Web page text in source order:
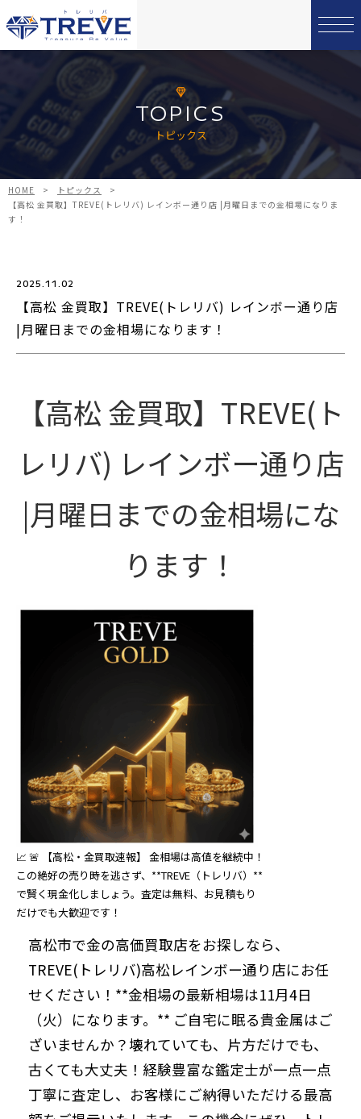
TOPICS
トピックス
HOME > トピックス
>
【高松 金買取】TREVE(トレリバ) レインボー通り店 |月曜日までの金相場になりま
す！
【高松 金買取】TREVE(トレリバ) レインボー通り店
|月曜日までの金相場になります！
2025.11.02
【高松 金買取】TREVE(ト
レリバ) レインボー通り店
|月曜日までの金相場にな
ります！
📈 🚨 【高松・金買取速報】 金相場は高値を継続中！
この絶好の売り時を逃さず、**TREVE（トレリバ）**
で賢く現金化しましょう。査定は無料、お見積もり
だけでも大歓迎です！
高松市で金の高価買取店をお探しなら、
TREVE(トレリバ)高松レインボー通り店にお任
せください！**金相場の最新相場は11月4日
（火）になります。** ご自宅に眠る貴金属はご
ざいませんか？壊れていても、片方だけでも、
古くても大丈夫！経験豊富な鑑定士が一点一点
丁寧に査定し、お客様にご納得いただける最高